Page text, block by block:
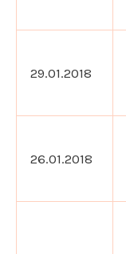
29.01.2018
26.01.2018